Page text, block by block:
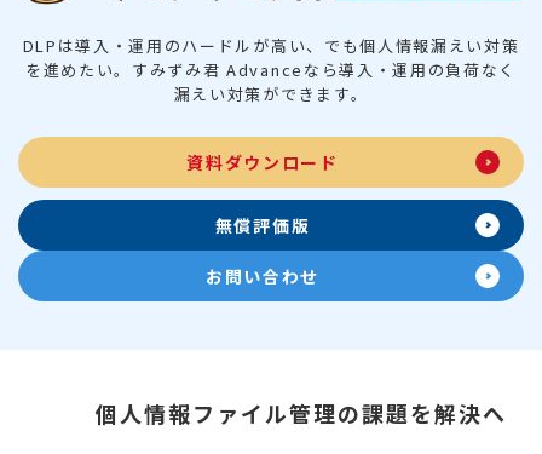
DLPは導入・運用のハードルが高い、でも個人情報漏えい対策
を進めたい。 すみずみ君 Advanceなら導入・運用の負荷なく
漏えい対策ができます。
資料ダウンロード
無償評価版
お問い合わせ
個人情報ファイル管理の課題を解決へ